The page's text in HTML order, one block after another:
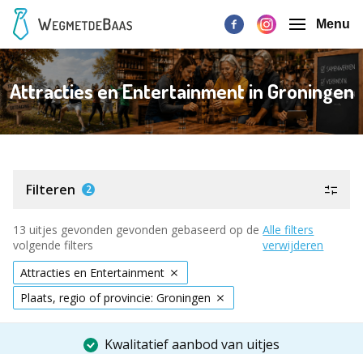
Menu
Attracties en Entertainment in Groningen
Filteren 2
13 uitjes gevonden gevonden gebaseerd op de
volgende filters
Alle filters
verwijderen
Attracties en Entertainment
Plaats, regio of provincie: Groningen
Kwalitatief aanbod van uitjes